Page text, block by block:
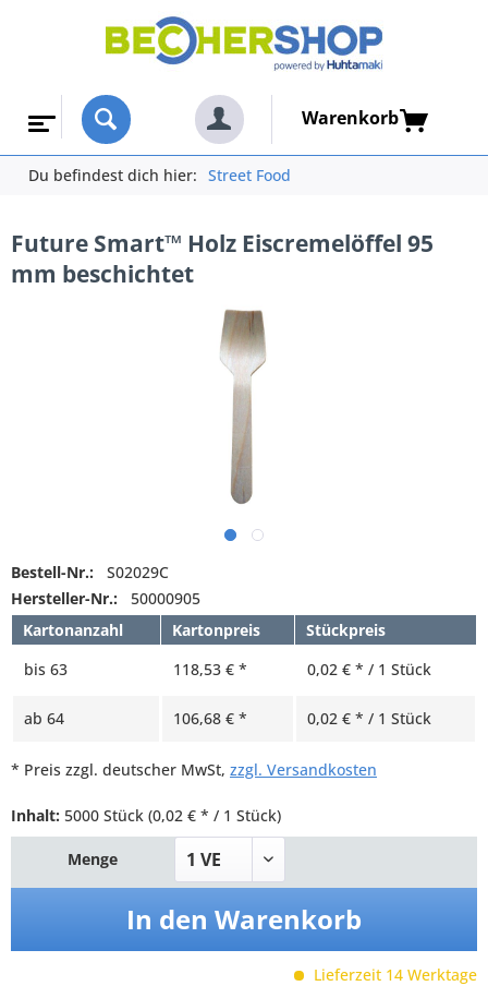
Warenkorb
Du befindest dich hier: Street Food
Future Smart™ Holz Eiscremelöffel 95
mm beschichtet
Bestell-Nr.:
S02029C
Hersteller-Nr.:
50000905
Kartonanzahl
Kartonpreis
Stückpreis
bis 63 118,53 € * 0,02 € * / 1 Stück
ab 64 106,68 € * 0,02 € * / 1 Stück
* Preis zzgl. deutscher MwSt, zzgl. Versandkosten
Inhalt: 5000 Stück (0,02 € * / 1 Stück)
Menge
In den Warenkorb
Lieferzeit 14 Werktage